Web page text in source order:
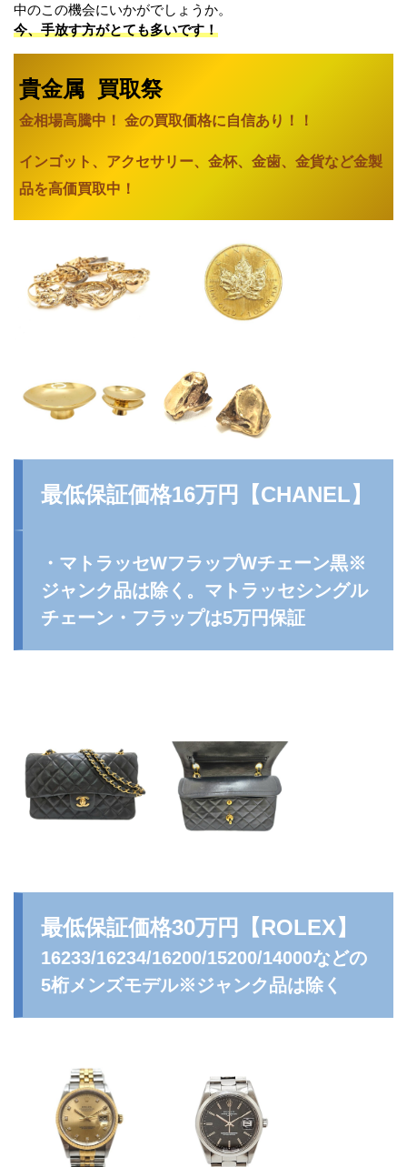
中のこの機会にいかがでしょうか。
今、手放す方がとても多いです！
貴金属 買取祭
金相場高騰中！ 金の買取価格に自信あり ！！
インゴット、アクセサリー、金杯、金歯、金貨など金製
品を高価買取中！
最低保証価格16万円【CHANEL】
・マトラッセWフラップWチェーン黒※
ジャンク品は除く。マトラッセシングル
チェーン・フラップは5万円保証
最低保証価格30万円 【ROLEX】
16233/16234/16200/15200/14000などの
5桁メンズモデル※ジャンク品は除く